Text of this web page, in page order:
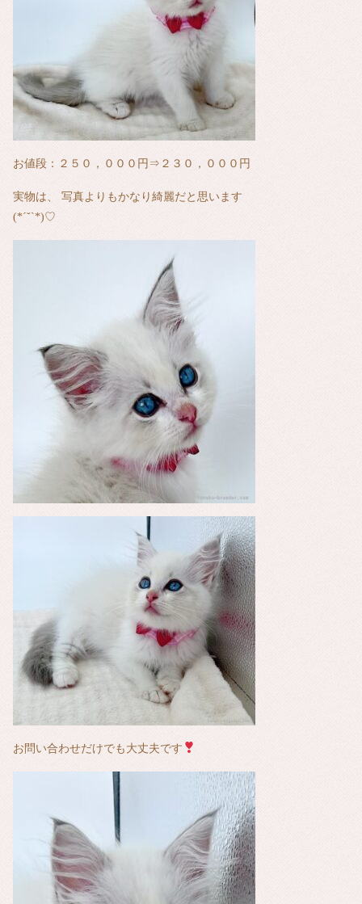
お値段：２５０，０００円⇒２３０，０００円
実物は、 写真よりもかなり綺麗だと思います
(*´˘`*)♡
お問い合わせだけでも大丈夫です